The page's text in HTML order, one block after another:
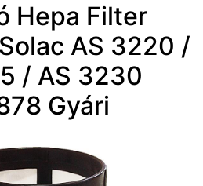
Hepa Filter
AS 3220 /
/ AS 3230
Gyári